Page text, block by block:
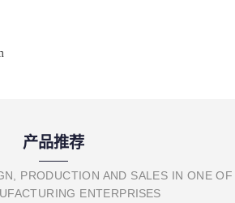
产品推荐
PRODUCTION AND SALES IN ONE OF
ENTERPRISES